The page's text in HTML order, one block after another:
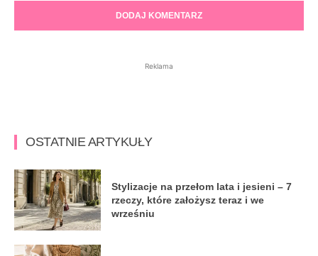
Reklama
OSTATNIE ARTYKUŁY
Stylizacje na przełom lata i jesieni – 7
rzeczy, które założysz teraz i we
wrześniu